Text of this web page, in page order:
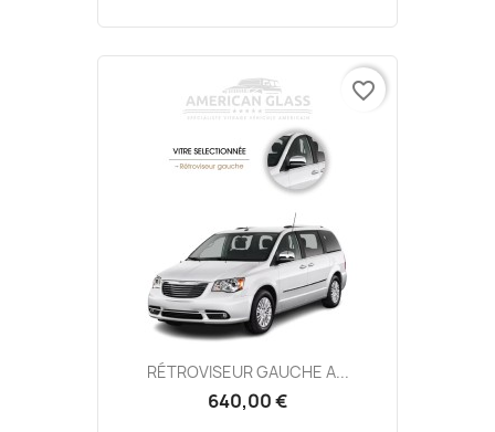
RÉTROVISEUR GAUCHE A...
640,00 €
favorite_border